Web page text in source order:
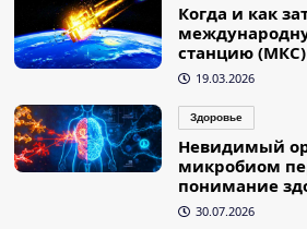
Когда и как
станцию (МКС)
19.03.2026
Здоровье
Невидимый
микробиом
понимание
30.07.2026